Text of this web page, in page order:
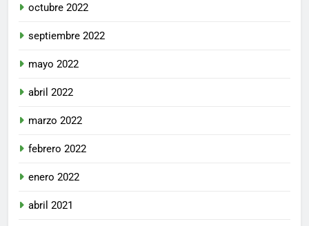
octubre 2022
septiembre 2022
mayo 2022
abril 2022
marzo 2022
febrero 2022
enero 2022
abril 2021